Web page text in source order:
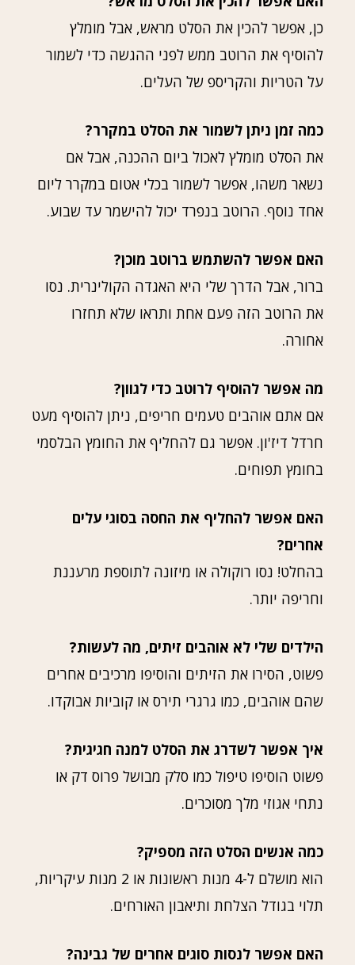
כן, אפשר להכין את הסלט מראש, אבל מומלץ
להוסיף את הרוטב ממש לפני ההגשה כדי לשמור
על הטריות והקריספ של העלים.
כמה זמן ניתן לשמור את הסלט במקרר?
את הסלט מומלץ לאכול ביום ההכנה, אבל אם
נשאר משהו, אפשר לשמור בכלי אטום במקרר ליום
אחד נוסף. הרוטב בנפרד יכול להישמר עד שבוע.
האם אפשר להשתמש ברוטב מוכן?
ברור, אבל הדרך שלי היא האגדה הקולינרית. נסו
את הרוטב הזה פעם אחת ותראו שלא תחזרו
אחורה.
מה אפשר להוסיף לרוטב כדי לגוון?
אם אתם אוהבים טעמים חריפים, ניתן להוסיף מעט
חרדל דיז'ון. אפשר גם להחליף את החומץ הבלסמי
בחומץ תפוחים.
האם אפשר להחליף את החסה בסוגי עלים
אחרים?
בהחלט! נסו רוקולה או מיזונה לתוספת מרעננת
וחריפה יותר.
הילדים שלי לא אוהבים זיתים, מה לעשות?
פשוט, הסירו את הזיתים והוסיפו מרכיבים אחרים
שהם אוהבים, כמו גרגרי תירס או קוביות אבוקדו.
איך אפשר לשדרג את הסלט למנה חגיגית?
פשוט הוסיפו טיפול כמו סלק מבושל פרוס דק או
נתחי אגוזי מלך מסוכרים.
כמה אנשים הסלט הזה מספיק?
הוא מושלם ל-4 מנות ראשונות או 2 מנות עיקריות,
תלוי בגודל הצלחת ותיאבון האורחים.
האם אפשר לנסות סוגים אחרים של גבינה?